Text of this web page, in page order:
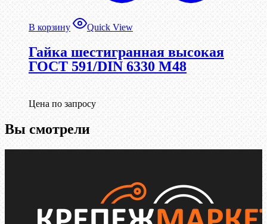
В корзину Quick View
Гайка шестигранная высокая
ГОСТ 591/DIN 6330 М48
Цена по запросу
Вы смотрели